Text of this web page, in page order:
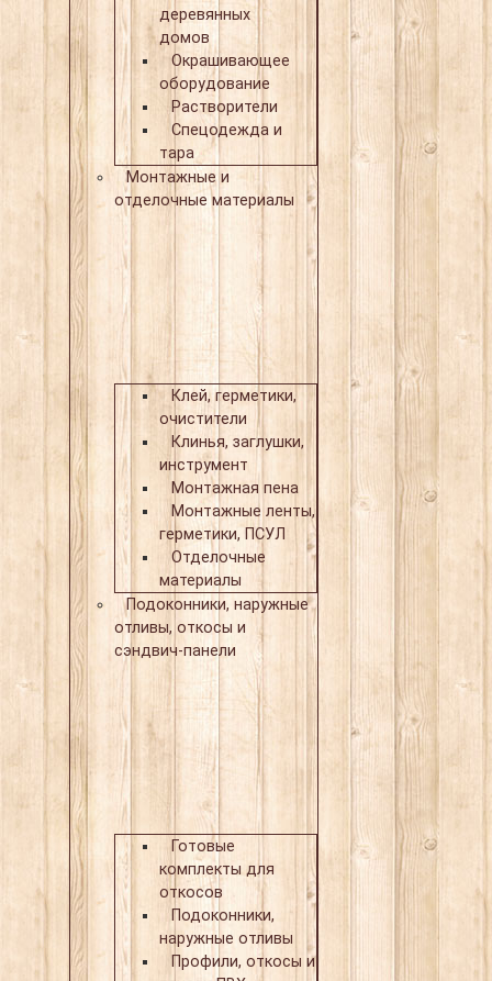
деревянных
домов
Окрашивающее
оборудование
Растворители
Спецодежда и
тара
Монтажные и
отделочные материалы
Клей, герметики,
очистители
Клинья, заглушки,
инструмент
Монтажная пена
Монтажные ленты,
герметики, ПСУЛ
Отделочные
материалы
Подоконники, наружные
отливы, откосы и
сэндвич-панели
Готовые
комплекты для
откосов
Подоконники,
наружные отливы
Профили, откосы и